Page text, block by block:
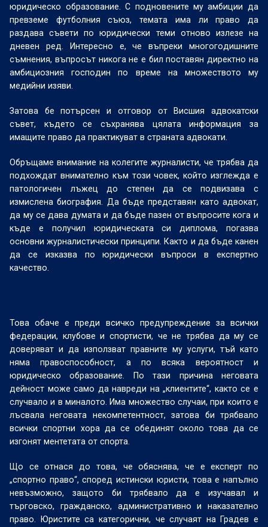
юридическо образование. С подновените му амбиции да
превземе футболния съюз, темата има ли право да
раздава съвети по юридически теми отново излезе на
дневен ред. Интересно е, че въпреки многогодишните
съмнения, въпросът никога не е бил поставян директно на
амбициозния господин по време на множеството му
медийни изяви.
Затова бе потърсен и отговор от Висшия адвокатски
съвет, където се съхранява цялата информация за
имащите право да практикуват в страната адвокати.
Обръщаме внимание на колегите журналисти, че трябва да
подхождат внимателно към този човек, който изглежда е
патологичен лъжец до степен да се подвизава с
измислена биография. Да бъде представян като адвокат,
да му се дава думата и да бъде пазен от въпросите кога и
къде е получил юридическата си диплома, погазва
основни журналистически принципи. Както и да бъде канен
да се изказва по юридически въпроси в експертно
качество.
Това обаче е преди всичко предупреждение за всички
федерации, клубове и спортисти, че не трябва да му се
доверяват и да използват правните му услуги, тъй като
няма правоспособност, а по всяка вероятност и
юридическо образование. По тази причина неговата
дейност може само да навреди на „клиентите“, както се е
случвало и в миналото. Има множество случаи, при които е
лъсвала неговата некомпетентност, затова би трябвало
всички спортни хора да се обединят около това да се
изгонят ментетата от спорта.
Що се отнася до това, че обяснява, че е експерт по
„спортно право“, според истински юристи, това е напълно
невъзможно, защото би трябвало да е изучавал и
търговско, гражданско, административно и наказателно
право. Юристите са категорични, че случаят на Градев е